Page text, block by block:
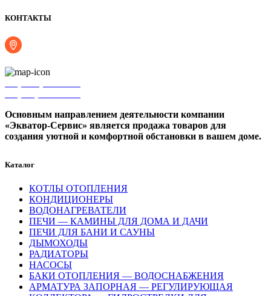
КОНТАКТЫ
Основным направлением деятельности компании
«Экватор-Сервис» является продажа товаров для
создания уютной и комфортной обстановки в вашем доме.
Каталог
КОТЛЫ ОТОПЛЕНИЯ
КОНДИЦИОНЕРЫ
ВОДОНАГРЕВАТЕЛИ
ПЕЧИ — КАМИНЫ ДЛЯ ДОМА И ДАЧИ
ПЕЧИ ДЛЯ БАНИ И САУНЫ
ДЫМОХОДЫ
РАДИАТОРЫ
НАСОСЫ
БАКИ ОТОПЛЕНИЯ — ВОДОСНАБЖЕНИЯ
АРМАТУРА ЗАПОРНАЯ — РЕГУЛИРУЮЩАЯ